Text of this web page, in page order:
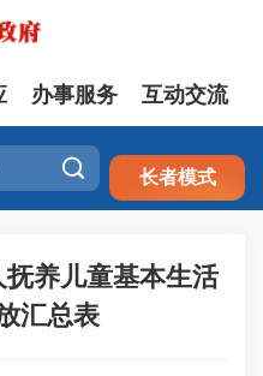
注册 登录
办事服务 互动交流
 长者模式
抚养儿童基本生活
汇总表